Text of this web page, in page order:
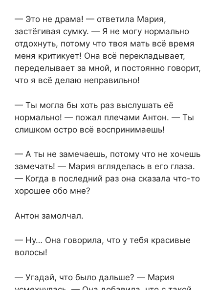
— Это не драма! — ответила Мария,
застёгивая сумку. — Я не могу нормально
отдохнуть, потому что твоя мать всё время
меня критикует! Она всё перекладывает,
переделывает за мной, и постоянно говорит,
что я всё делаю неправильно!
— Ты могла бы хоть раз выслушать её
нормально! — пожал плечами Антон. — Ты
слишком остро всё воспринимаешь!
— А ты не замечаешь, потому что не хочешь
замечать! — Мария вгляделась в его глаза.
— Когда в последний раз она сказала что-то
хорошее обо мне?
Антон замолчал.
— Ну… Она говорила, что у тебя красивые
волосы!
— Угадай, что было дальше? — Мария